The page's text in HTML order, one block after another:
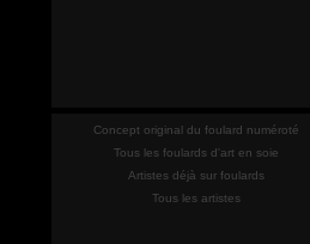
Concept original du foulard numéroté
Tous les foulards d'art en soie
Artistes déjà sur foulards
Tous les artistes